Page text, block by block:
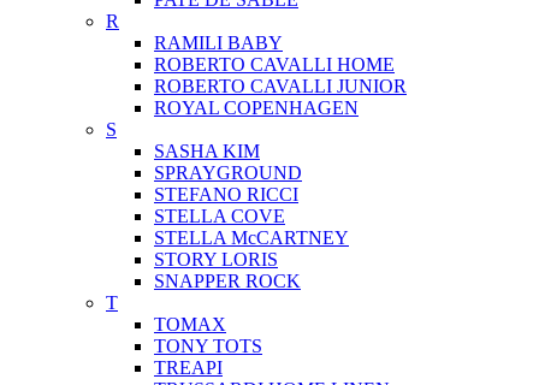
R
RAMILI BABY
ROBERTO CAVALLI HOME
ROBERTO CAVALLI JUNIOR
ROYAL COPENHAGEN
S
SASHA KIM
SPRAYGROUND
STEFANO RICCI
STELLA COVE
STELLA McCARTNEY
STORY LORIS
SNAPPER ROCK
T
TOMAX
TONY TOTS
TREAPI